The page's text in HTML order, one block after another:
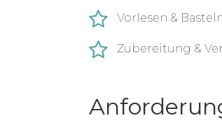
Vorlesen &
Zubereitung &